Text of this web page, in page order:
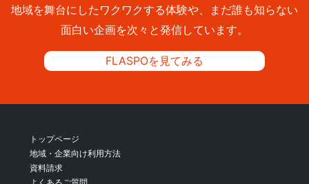
地域を舞台にしたワクワクする体験や、まだ誰も知らない
面白い企画を次々と発信しています。
FLASPOを見てみる
トップページ
地域・企業向け利用方法
資料請求